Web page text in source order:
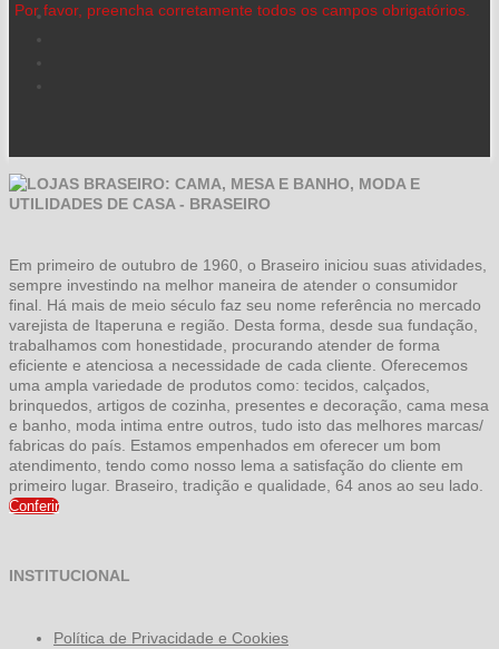
Por favor, preencha corretamente todos os campos obrigatórios.
Em primeiro de outubro de 1960, o Braseiro iniciou suas atividades,
sempre investindo na melhor maneira de atender o consumidor
final. Há mais de meio século faz seu nome referência no mercado
varejista de Itaperuna e região. Desta forma, desde sua fundação,
trabalhamos com honestidade, procurando atender de forma
eficiente e atenciosa a necessidade de cada cliente. Oferecemos
uma ampla variedade de produtos como: tecidos, calçados,
brinquedos, artigos de cozinha, presentes e decoração, cama mesa
e banho, moda intima entre outros, tudo isto das melhores marcas/
fabricas do país. Estamos empenhados em oferecer um bom
atendimento, tendo como nosso lema a satisfação do cliente em
primeiro lugar. Braseiro, tradição e qualidade, 64 anos ao seu lado.
Conferir
INSTITUCIONAL
Política de Privacidade e Cookies